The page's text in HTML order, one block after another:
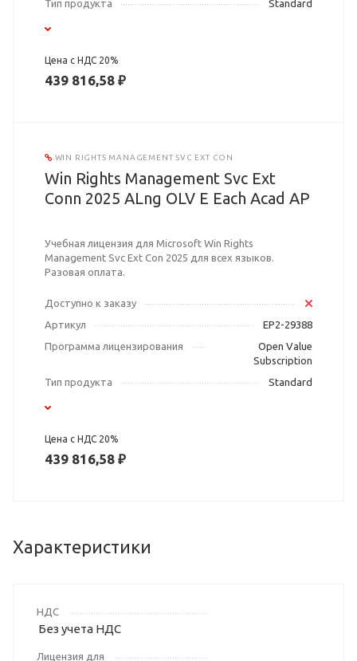
Тип продукта
Standard
Цена с НДС 20%
439 816,58 ₽
WIN RIGHTS MANAGEMENT SVC EXT CON
Win Rights Management Svc Ext
Conn 2025 ALng OLV E Each Acad AP
Учебная лицензия для Microsoft Win Rights
Management Svc Ext Con 2025 для всех языков.
Разовая оплата.
Доступно к заказу
Артикул
EP2-29388
Программа лицензирования
Open Value
Subscription
Тип продукта
Standard
Цена с НДС 20%
439 816,58 ₽
Характеристики
НДС
Без учета НДС
Лицензия для